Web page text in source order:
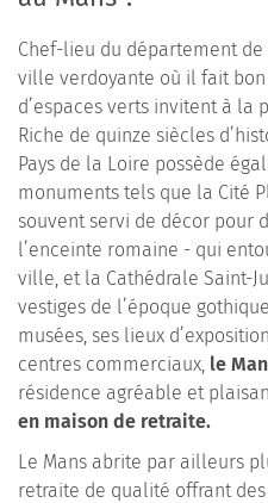
Chef-lieu du département
ville verdoyante où il fait bon
d’espaces verts invitent à la
Riche de quinze siècles
Pays de la Loire possède
monuments tels que la Cité
souvent servi de décor pour
l’enceinte romaine - qui
ville, et la Cathédrale Saint-
vestiges de l’époque
musées, ses lieux
centres commerciaux, le
résidence agréable et
en maison de retraite.
Le Mans abrite par ailleurs
retraite de qualité offrant des